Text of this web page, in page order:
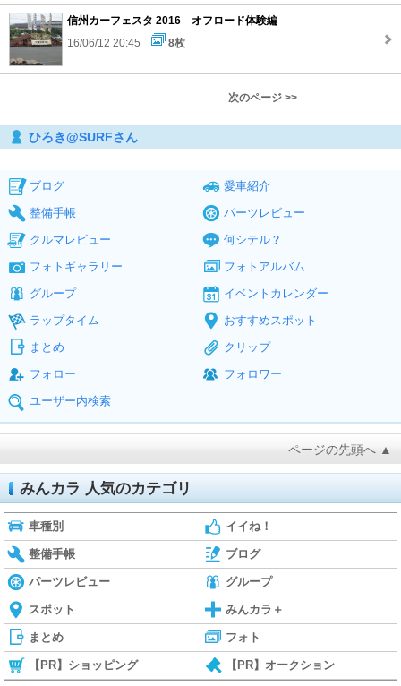
信州カーフェスタ 2016 オフロード体験編
16/06/12 20:45
8枚
次のページ >>
ひろき@SURFさん
ブログ
愛車紹介
整備手帳
パーツレビュー
クルマレビュー
何シテル？
フォトギャラリー
フォトアルバム
グループ
イベントカレンダー
ラップタイム
おすすめスポット
まとめ
クリップ
フォロー
フォロワー
ユーザー内検索
ページの先頭へ ▲
みんカラ 人気のカテゴリ
車種別 イイね！
整備手帳 ブログ
パーツレビュー グループ
スポット みんカラ＋
まとめ フォト
【PR】ショッピング 【PR】オークション